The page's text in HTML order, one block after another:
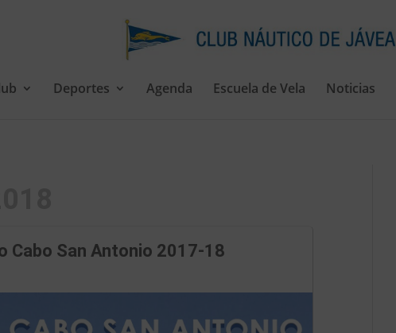
Deportes Agenda Escuela de Vela Noticias
Cabo San Antonio 2017-18